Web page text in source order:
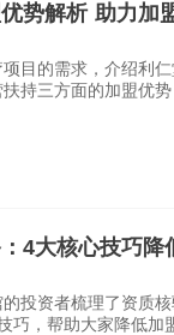
势解析 助力加
目的需求，介绍利
持三方面的加盟优
4大核心技巧降
投资者梳理了资质
巧，帮助大家降低加